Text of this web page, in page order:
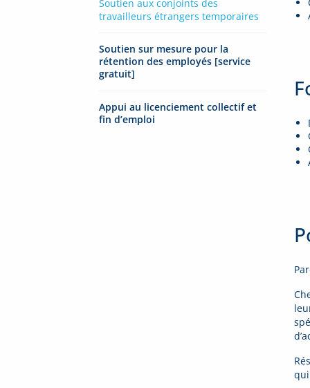
Soutien aux conjoints des
travailleurs étrangers temporaires
Soutien sur mesure pour la
rétention des employés [service
gratuit]
Appui au licenciement collectif et
fin d’emploi